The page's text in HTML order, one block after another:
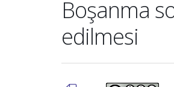
Boşanma
edilmesi